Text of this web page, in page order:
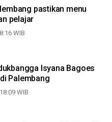
pastikan menu
pelajar
WIB
Isyana Bagoes
Palembang
WIB